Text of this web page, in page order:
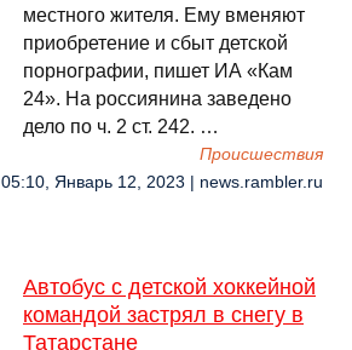
местного жителя. Ему вменяют
приобретение и сбыт детской
порнографии, пишет ИА «Кам
24». На россиянина заведено
дело по ч. 2 ст. 242. …
Происшествия
05:10, Январь 12, 2023 | news.rambler.ru
Автобус с детской хоккейной
командой застрял в снегу в
Татарстане